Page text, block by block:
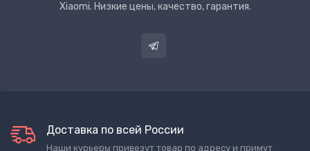
Xiaomi. Низкие цены, качество, гарантия.
Доставка по всей России
Наши курьеры привезут товар по адресу и примут